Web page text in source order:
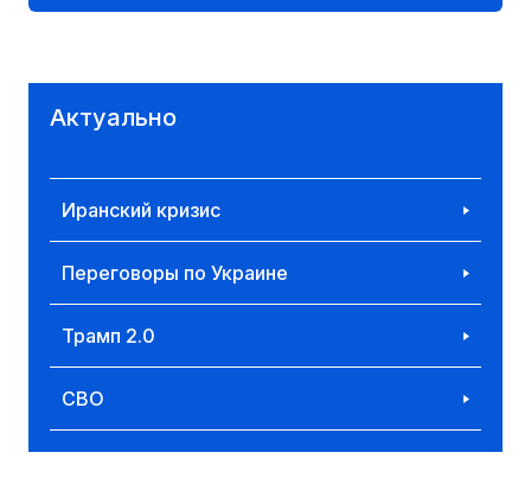
Актуально
Иранский кризис
Переговоры по Украине
Трамп 2.0
СВО